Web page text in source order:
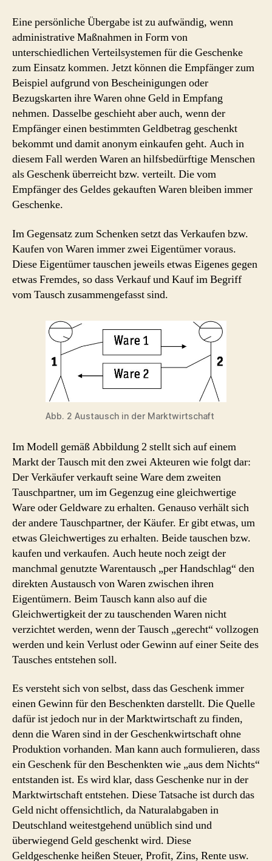
Eine persönliche Übergabe ist zu aufwändig, wenn
administrative Maßnahmen in Form von
unterschiedlichen Verteilsystemen für die Geschenke
zum Einsatz kommen. Jetzt können die Empfänger zum
Beispiel aufgrund von Bescheinigungen oder
Bezugskarten ihre Waren ohne Geld in Empfang
nehmen. Dasselbe geschieht aber auch, wenn der
Empfänger einen bestimmten Geldbetrag geschenkt
bekommt und damit anonym einkaufen geht. Auch in
diesem Fall werden Waren an hilfsbedürftige Menschen
als Geschenk überreicht bzw. verteilt. Die vom
Empfänger des Geldes gekauften Waren bleiben immer
Geschenke.
Im Gegensatz zum Schenken setzt das Verkaufen bzw.
Kaufen von Waren immer zwei Eigentümer voraus.
Diese Eigentümer tauschen jeweils etwas Eigenes gegen
etwas Fremdes, so dass Verkauf und Kauf im Begriff
vom Tausch zusammengefasst sind.
Abb. 2 Austausch in der Marktwirtschaft
Im Modell gemäß Abbildung 2 stellt sich auf einem
Markt der Tausch mit den zwei Akteuren wie folgt dar:
Der Verkäufer verkauft seine Ware dem zweiten
Tauschpartner, um im Gegenzug eine gleichwertige
Ware oder Geldware zu erhalten. Genauso verhält sich
der andere Tauschpartner, der Käufer. Er gibt etwas, um
etwas Gleichwertiges zu erhalten. Beide tauschen bzw.
kaufen und verkaufen. Auch heute noch zeigt der
manchmal genutzte Warentausch „per Handschlag“ den
direkten Austausch von Waren zwischen ihren
Eigentümern. Beim Tausch kann also auf die
Gleichwertigkeit der zu tauschenden Waren nicht
verzichtet werden, wenn der Tausch „gerecht“ vollzogen
werden und kein Verlust oder Gewinn auf einer Seite des
Tausches entstehen soll.
Es versteht sich von selbst, dass das Geschenk immer
einen Gewinn für den Beschenkten darstellt. Die Quelle
dafür ist jedoch nur in der Marktwirtschaft zu finden,
denn die Waren sind in der Geschenkwirtschaft ohne
Produktion vorhanden. Man kann auch formulieren, dass
ein Geschenk für den Beschenkten wie „aus dem Nichts“
entstanden ist. Es wird klar, dass Geschenke nur in der
Marktwirtschaft entstehen. Diese Tatsache ist durch das
Geld nicht offensichtlich, da Naturalabgaben in
Deutschland weitestgehend unüblich sind und
überwiegend Geld geschenkt wird. Diese
Geldgeschenke heißen Steuer, Profit, Zins, Rente usw.